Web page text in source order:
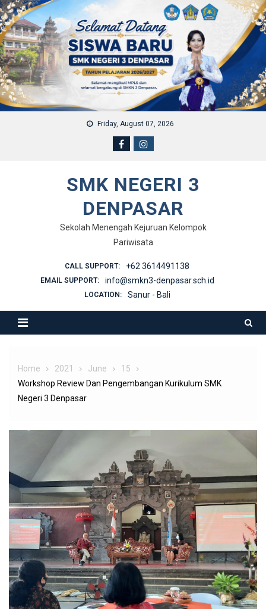
Skip to content
Friday, August 07, 2026
SMK NEGERI 3
DENPASAR
Sekolah Menengah Kejuruan Kelompok
Pariwisata
CALL SUPPORT: +62 3614491138
EMAIL SUPPORT: info@smkn3-denpasar.sch.id
LOCATION: Sanur - Bali
Home 2021 June
15
Workshop Review Dan Pengembangan Kurikulum SMK
Negeri 3 Denpasar